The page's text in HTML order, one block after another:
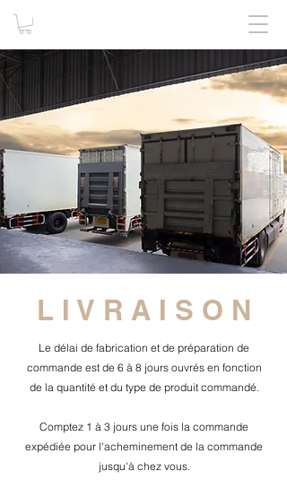
L I V R A I S O N
​Le délai de fabrication et de préparation de
commande est de 6 à 8 jours ouvrés en fonction
de la quantité et du type de produit commandé.
Comptez 1 à 3 jours une fois la commande
expédiée pour l'acheminement de la commande
jusqu'à chez vous.